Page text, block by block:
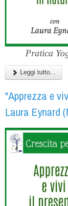
Pratica
Leggi tutto...
"Apprezza e
Laura Eynard